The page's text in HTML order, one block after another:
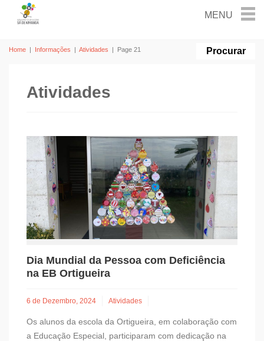
Home | Informações | Atividades | Page 21
Atividades
Dia Mundial da Pessoa com Deficiência
na EB Ortigueira
6 de Dezembro, 2024 Atividades
Os alunos da escola da Ortigueira, em colaboração com
a Educação Especial, participaram com dedicação na